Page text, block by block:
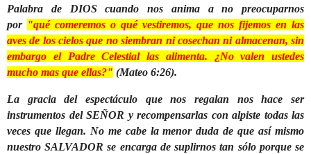
Palabra de DIOS cuando nos anima a no preocuparnos
por "qué comeremos o qué vestiremos, que nos fijemos en las
aves de los cielos que no siembran ni cosechan ni almacenan, sin
embargo el Padre Celestial las alimenta. ¿No valen ustedes
mucho mas que ellas?" (Mateo 6:26).
La gracia del espectáculo que nos regalan nos hace ser
instrumentos del SEÑOR y recompensarlas con alpiste todas las
veces que llegan. No me cabe la menor duda de que así mismo
nuestro SALVADOR se encarga de suplirnos tan sólo porque se